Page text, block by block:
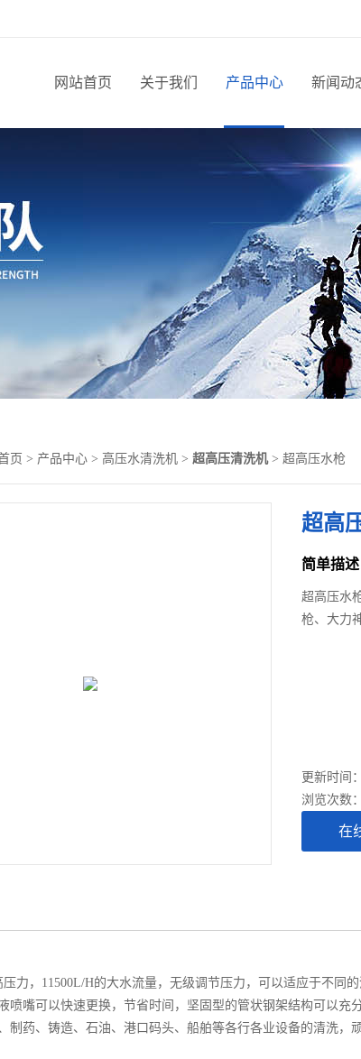
网站首页 关于我们 产品中心 新闻动
页 > 产品中心 > 高压水清洗机 > 超高压清洗机> 超高压水枪
超高
简单描述
超高压水
枪、大力
更新时间
浏览次数
在
力， 11500L/H的大水流量，无级调节压力，可以适应于不同
喷嘴可以快速更换，节省时间，坚固型的管状钢架结构可以充
制药、铸造、石油、港口码头、船舶等各行各业设备的清洗，